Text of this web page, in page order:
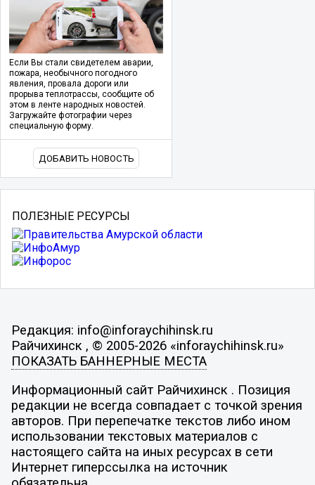
Если Вы стали свидетелем аварии,
пожара, необычного погодного
явления, провала дороги или
прорыва теплотрассы, сообщите об
этом в ленте народных новостей.
Загружайте фотографии через
специальную форму.
ДОБАВИТЬ НОВОСТЬ
ПОЛЕЗНЫЕ РЕСУРСЫ
Редакция: info@inforaychihinsk.ru
Райчихинск , © 2005-2026 «inforaychihinsk.ru»
ПОКАЗАТЬ БАННЕРНЫЕ МЕСТА
Информационный сайт Райчихинск . Позиция
редакции не всегда совпадает с точкой зрения
авторов. При перепечатке текстов либо ином
использовании текстовых материалов с
настоящего сайта на иных ресурсах в сети
Интернет гиперссылка на источник